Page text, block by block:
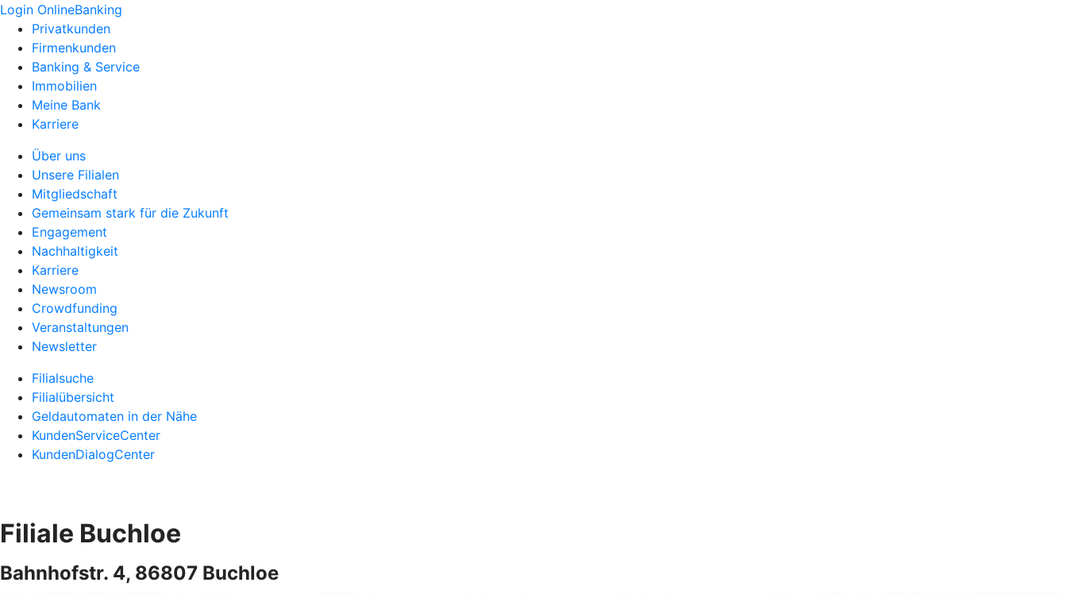
Login OnlineBanking
Privatkunden
Firmenkunden
Banking & Service
Immobilien
Meine Bank
Karriere
Über uns
Unsere Filialen
Mitgliedschaft
Gemeinsam stark für die Zukunft
Engagement
Nachhaltigkeit
Karriere
Newsroom
Crowdfunding
Veranstaltungen
Newsletter
Filialsuche
Filialübersicht
Geldautomaten in der Nähe
KundenServiceCenter
KundenDialogCenter
Filiale Buchloe
Bahnhofstr. 4, 86807 Buchloe